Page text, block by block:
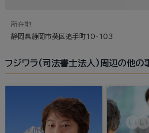
所在地
静岡県静岡市葵区追手町10-103
フジワラ(司法書士法人)周辺の他の